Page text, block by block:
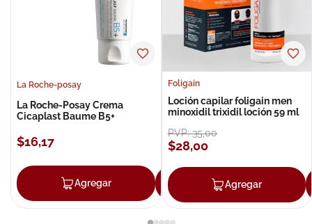
La Roche-posay
La Roche-Posay Crema
Cicaplast Baume B5+
$16,17
Agregar Agregar
Foligain
Loción capilar foligain men
minoxidil trixidil loción 59 ml
PVP:35,00
$28,00
Agregar